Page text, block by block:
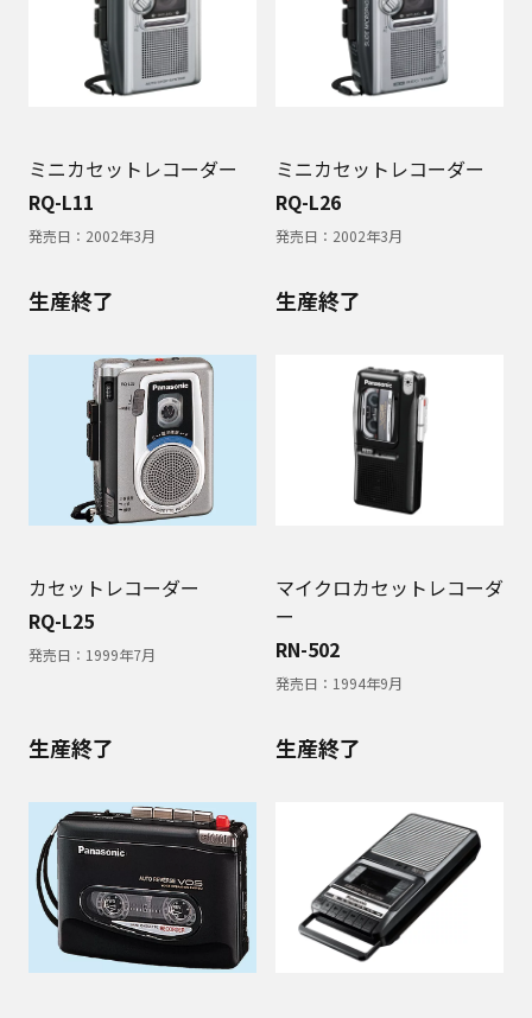
ミニカセットレコーダー
RQ-L11
発売日： 2002年3月
ミニカセットレコーダー
RQ-L26
発売日： 2002年3月
生産終了
カセットレコーダー
RQ-L25
発売日： 1999年7月
生産終了
マイクロカセットレコーダ
ー
RN-502
発売日： 1994年9月
生産終了 生産終了